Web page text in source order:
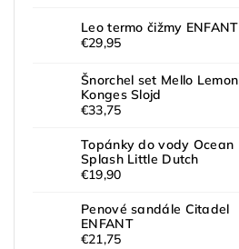
Leo termo čižmy ENFANT
€29,95
Šnorchel set Mello Lemon
Konges Slojd
€33,75
Topánky do vody Ocean
Splash Little Dutch
€19,90
Penové sandále Citadel
ENFANT
€21,75